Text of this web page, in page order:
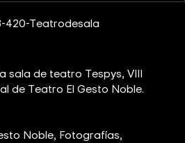
420-Teatrodesala
sala de teatro Tespys, VIII
de Teatro El Gesto Noble.
Noble Fotografías